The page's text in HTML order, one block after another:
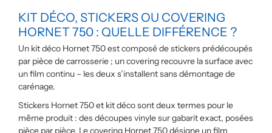
KIT DÉCO, STICKERS OU COVERING
HORNET 750 : QUELLE DIFFÉRENCE ?
Un kit déco Hornet 750 est composé de stickers prédécoupés
par pièce de carrosserie ; un covering recouvre la surface avec
un film continu – les deux s’installent sans démontage de
carénage.
Stickers Hornet 750 et kit déco sont deux termes pour le
même produit : des découpes vinyle sur gabarit exact, posées
pièce par pièce. Le covering Hornet 750 désigne un film